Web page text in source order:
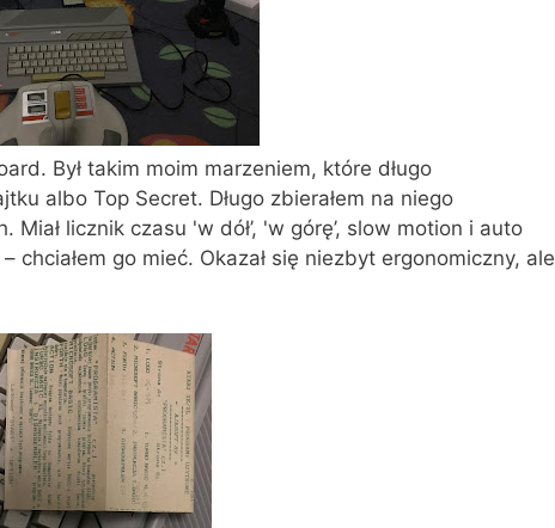
Był takim moim marzeniem, które długo
albo Top Secret. Długo zbierałem na niego
licznik czasu 'w dół’, 'w górę’, slow motion i auto
chciałem go mieć. Okazał się niezbyt ergonomiczny, ale